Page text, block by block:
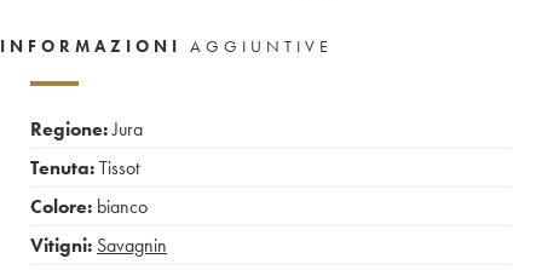
INFORMAZIONI AGGIUNTIVE
Regione:Jura
Tenuta:Tissot
Colore: bianco
Vitigni: Savagnin